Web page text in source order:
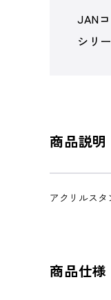
JAN
シリ
商品説明
アクリルス
商品仕様